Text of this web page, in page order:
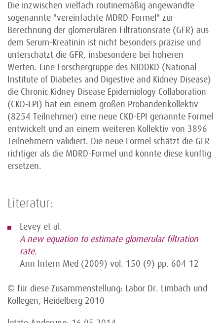
Die inzwischen vielfach routinemäßig angewandte
sogenannte "vereinfachte MDRD-Formel" zur
Berechnung der glomerulären Filtrationsrate (GFR) aus
dem Serum-Kreatinin ist nicht besonders präzise und
unterschätzt die GFR, insbesondere bei höheren
Werten. Eine Forschergruppe des NIDDKD (National
Institute of Diabetes and Digestive and Kidney Disease)
die Chronic Kidney Disease Epidemiology Collaboration
(CKD-EPI) hat ein einem großen Probandenkollektiv
(8254 Teilnehmer) eine neue CKD-EPI genannte Formel
entwickelt und an einem weiteren Kollektiv von 3896
Teilnehmern validiert. Die neue Formel schätzt die GFR
richtiger als die MDRD-Formel und könnte diese künftig
ersetzen.
Literatur:
Levey et al.
A new equation to estimate glomerular filtration
rate.
Ann Intern Med (2009) vol. 150 (9) pp. 604-12
© für diese Zusammenstellung: Labor Dr. Limbach und
Kollegen, Heidelberg 2010